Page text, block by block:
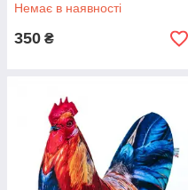
Немає в наявності
350 ₴